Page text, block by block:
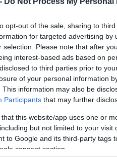
opt-out of the sale, sharing to
for targeted advertising
selection. Please note that after
interest-based ads based on
to third parties prior to
of your personal information
This information may also be
Participants that may further
that this website/app uses one or
but not limited to your
to Google and its third-party tags
consent section.
med den här
internationella
med en
vilket ger mer kraft.
att kunna hålla
HINT i norska
tester visade det sig
för skidskyttar,